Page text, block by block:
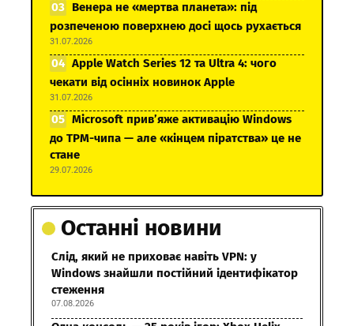
Венера не «мертва планета»: під
розпеченою поверхнею досі щось рухається
31.07.2026
Apple Watch Series 12 та Ultra 4: чого
чекати від осінніх новинок Apple
31.07.2026
Microsoft прив’яже активацію Windows
до TPM-чипа — але «кінцем піратства» це не
стане
29.07.2026
Останні новини
Слід, який не приховає навіть VPN: у
Windows знайшли постійний ідентифікатор
стеження
07.08.2026